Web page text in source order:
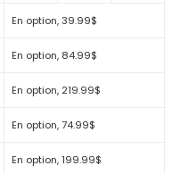
En option, 39.99$
En option, 84.99$
En option, 219.99$
En option, 74.99$
En option, 199.99$